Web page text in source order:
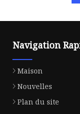
Navigation
Maison
Nouvelles
Plan du site